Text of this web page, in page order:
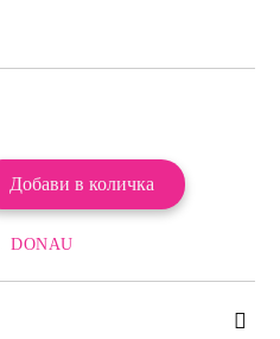
DONAU